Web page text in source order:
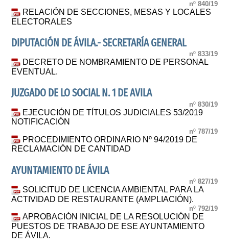
nº 840/19
RELACIÓN DE SECCIONES, MESAS Y LOCALES
ELECTORALES
DIPUTACIÓN DE ÁVILA.- SECRETARÍA GENERAL
nº 833/19
DECRETO DE NOMBRAMIENTO DE PERSONAL
EVENTUAL.
JUZGADO DE LO SOCIAL N. 1 DE AVILA
nº 830/19
EJECUCIÓN DE TÍTULOS JUDICIALES 53/2019
NOTIFICACIÓN
nº 787/19
PROCEDIMIENTO ORDINARIO Nº 94/2019 DE
RECLAMACIÓN DE CANTIDAD
AYUNTAMIENTO DE ÁVILA
nº 827/19
SOLICITUD DE LICENCIA AMBIENTAL PARA LA
ACTIVIDAD DE RESTAURANTE (AMPLIACIÓN).
nº 792/19
APROBACIÓN INICIAL DE LA RESOLUCIÓN DE
PUESTOS DE TRABAJO DE ESE AYUNTAMIENTO
DE ÁVILA.